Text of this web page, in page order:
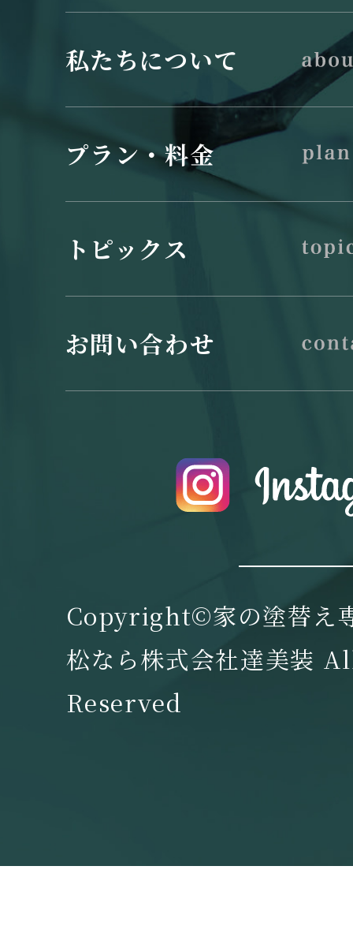
私たちについて
プラン・料金
トピックス
お問い合わせ
Copyright©家の塗替え
松なら株式会社達美装
Reserved